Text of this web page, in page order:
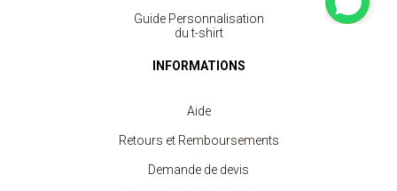
Guide Personnalisation
du t-shirt
INFORMATIONS
Aide
Retours et Remboursements
Demande de devis